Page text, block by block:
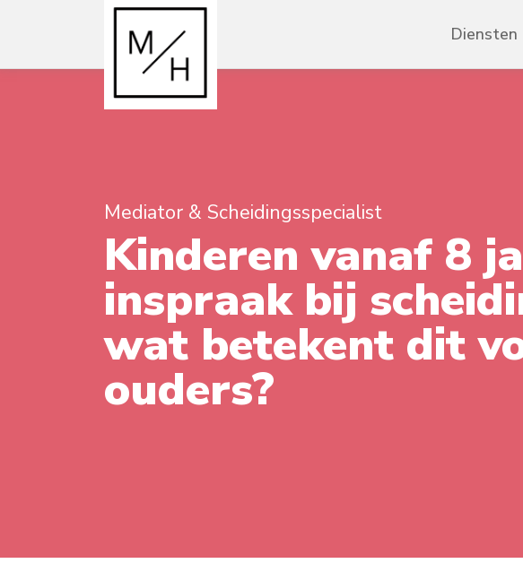
Diensten
Mediator & Scheidingsspecialist
Kinderen vanaf 8
inspraak bij
wat betekent dit
ouders?